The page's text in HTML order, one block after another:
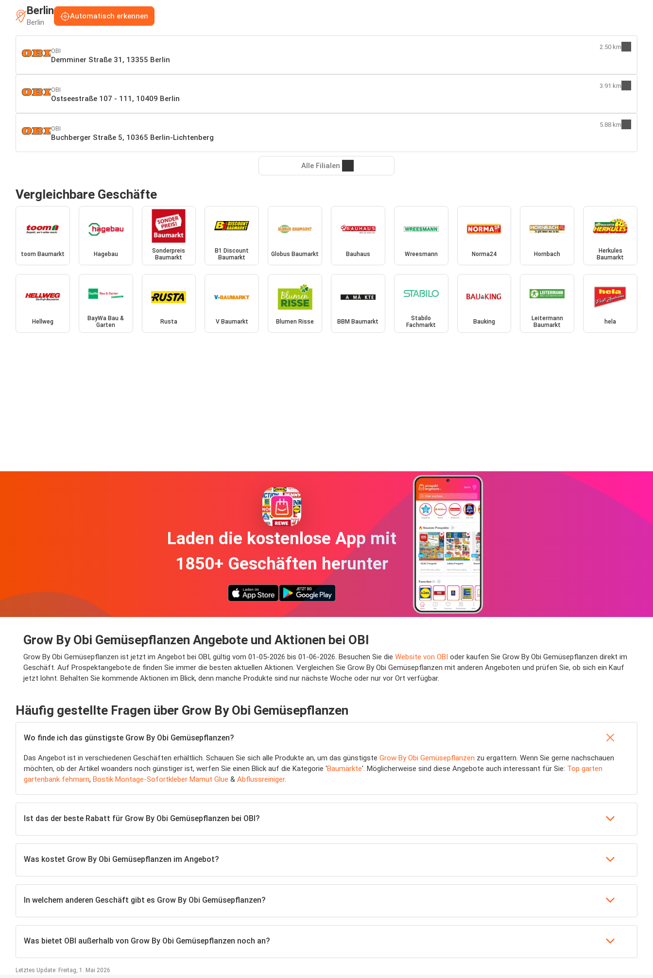
Berlin
Berlin
Automatisch erkennen
OBI
Demminer Straße 31, 13355 Berlin
2.50 km
OBI
Ostseestraße 107 - 111, 10409 Berlin
3.91 km
OBI
Buchberger Straße 5, 10365 Berlin-Lichtenberg
5.88 km
Alle Filialen
Vergleichbare Geschäfte
toom Baumarkt Hagebau
Sonderpreis
Baumarkt
B1 Discount
Baumarkt
Globus Baumarkt Bauhaus Wreesmann Norma24 Hornbach
Herkules
Baumarkt
Hellweg
BayWa Bau &
Garten
Rusta V Baumarkt Blumen Risse BBM Baumarkt
Stabilo
Fachmarkt
Bauking
Leitermann
Baumarkt
hela
Laden die kostenlose App mit
1850+ Geschäften herunter
Grow By Obi Gemüsepflanzen Angebote und Aktionen bei OBI
Grow By Obi Gemüsepflanzen ist jetzt im Angebot bei OBI, gültig vom 01-05-2026 bis 01-06-2026. Besuchen Sie die Website von OBI oder kaufen Sie Grow By Obi Gemüsepflanzen direkt im
Geschäft. Auf Prospektangebote.de finden Sie immer die besten aktuellen Aktionen. Vergleichen Sie Grow By Obi Gemüsepflanzen mit anderen Angeboten und prüfen Sie, ob sich ein Kauf
jetzt lohnt. Behalten Sie kommende Aktionen im Blick, denn manche Produkte sind nur nächste Woche oder nur vor Ort verfügbar.
Häufig gestellte Fragen über Grow By Obi Gemüsepflanzen
Wo finde ich das günstigste Grow By Obi Gemüsepflanzen?
Das Angebot ist in verschiedenen Geschäften erhältlich. Schauen Sie sich alle Produkte an, um das günstigste Grow By Obi Gemüsepflanzen zu ergattern. Wenn Sie gerne nachschauen
möchten, ob der Artikel woanders noch günstiger ist, werfen Sie einen Blick auf die Kategorie 'Baumärkte'. Möglicherweise sind diese Angebote auch interessant für Sie: Top garten
gartenbank fehmarn, Bostik Montage-Sofortkleber Mamut Glue & Abflussreiniger.
Ist das der beste Rabatt für Grow By Obi Gemüsepflanzen bei OBI?
Was kostet Grow By Obi Gemüsepflanzen im Angebot?
In welchem anderen Geschäft gibt es Grow By Obi Gemüsepflanzen?
Was bietet OBI außerhalb von Grow By Obi Gemüsepflanzen noch an?
Letztes Update: Freitag, 1. Mai 2026